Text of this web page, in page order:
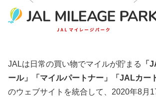
JALは日常の買い物でマイルが貯まる
「
ール」「マイルパートナー」「JALカー
のウェブサイトを統合して、2020年8月